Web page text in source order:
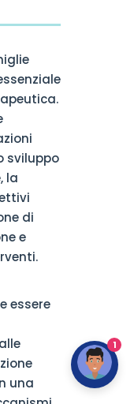
sviluppo
la
di
e
essere
una
1